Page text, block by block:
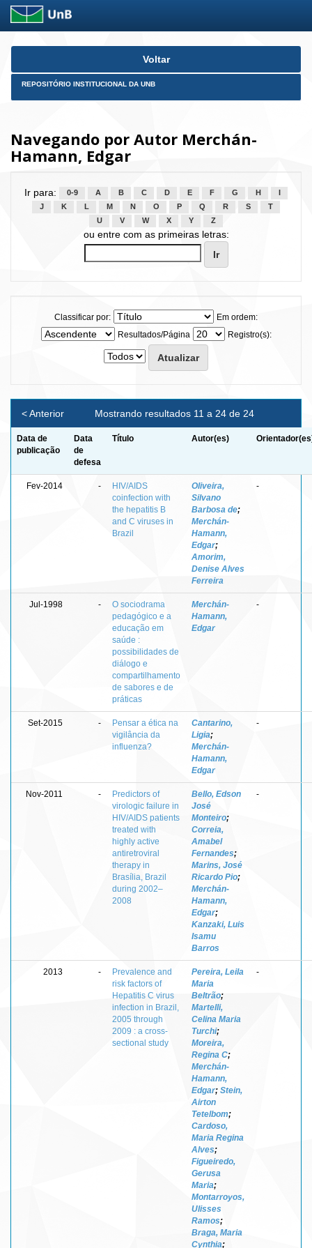
Skip
Voltar
REPOSITÓRIO INSTITUCIONAL DA UNB
Navegando por Autor Merchán-
Hamann, Edgar
Ir para: 0-9 A B C D E F G H
J
K L M N O P Q R S
T
U
V W X Y Z
ou entre com as primeiras letras:
Classificar por:
Em ordem:
Resultados/Página
Registro(s):
Mostrando resultados 11 a 24 de 24
< Anterior
Data de
publicação
Data
de
defesa
Título Autor(es)
Fev-2014 -
HIV/AIDS
coinfection with
the hepatitis B
and C viruses in
Brazil
Oliveira,
Silvano
Barbosa de;
Merchán-
Hamann,
Edgar;
Amorim,
Denise Alves
Ferreira
-
Jul-1998 -
O sociodrama
pedagógico e a
educação em
saúde :
possibilidades de
diálogo e
compartilhamento
de sabores e de
práticas
Merchán-
Hamann,
Edgar
-
Set-2015 -
Pensar a ética na
vigilância da
influenza?
Cantarino,
Ligia;
Merchán-
Hamann,
Edgar
-
Nov-2011 -
Predictors of
virologic failure in
HIV/AIDS patients
treated with
highly active
antiretroviral
therapy in
Brasília, Brazil
during 2002–
2008
Bello, Edson
José
Monteiro;
Correia,
Amabel
Fernandes;
Marins, José
Ricardo Pio;
Merchán-
Hamann,
Edgar;
Kanzaki, Luis
Isamu
Barros
-
2013 -
Prevalence and
risk factors of
Hepatitis C virus
infection in Brazil,
2005 through
2009 : a cross-
sectional study
Pereira, Leila
Maria
Beltrão;
Martelli,
Celina Maria
Turchi;
Moreira,
Regina C;
Merchán-
Hamann,
Edgar; Stein,
Airton
Tetelbom;
Cardoso,
Maria Regina
Alves;
Figueiredo,
Gerusa
Maria;
Montarroyos,
Ulisses
Ramos;
Braga, Maria
Cynthia;
-